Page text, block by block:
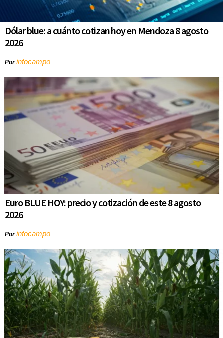
Dólar blue: a cuánto cotizan hoy en Mendoza 8 agosto
2026
Porinfocampo
Euro BLUE HOY: precio y cotización de este 8 agosto
2026
Porinfocampo